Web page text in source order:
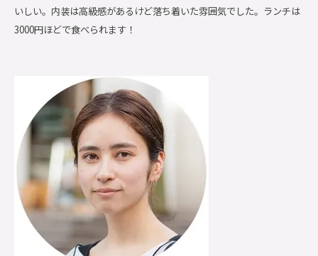
いしい。内装は高級感があるけど落ち着いた雰囲気でした。ランチは
3000円ほどで食べられます！